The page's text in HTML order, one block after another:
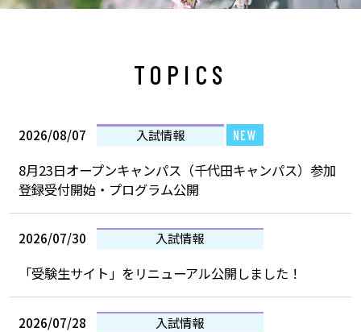
TOPICS
2026/08/07 入試情報 NEW
8月23日オープンキャンパス（千代田キャンパス）参加
登録受付開始・プログラム公開
2026/07/30 入試情報
「受験生サイト」をリニューアル公開しました！
2026/07/28 入試情報